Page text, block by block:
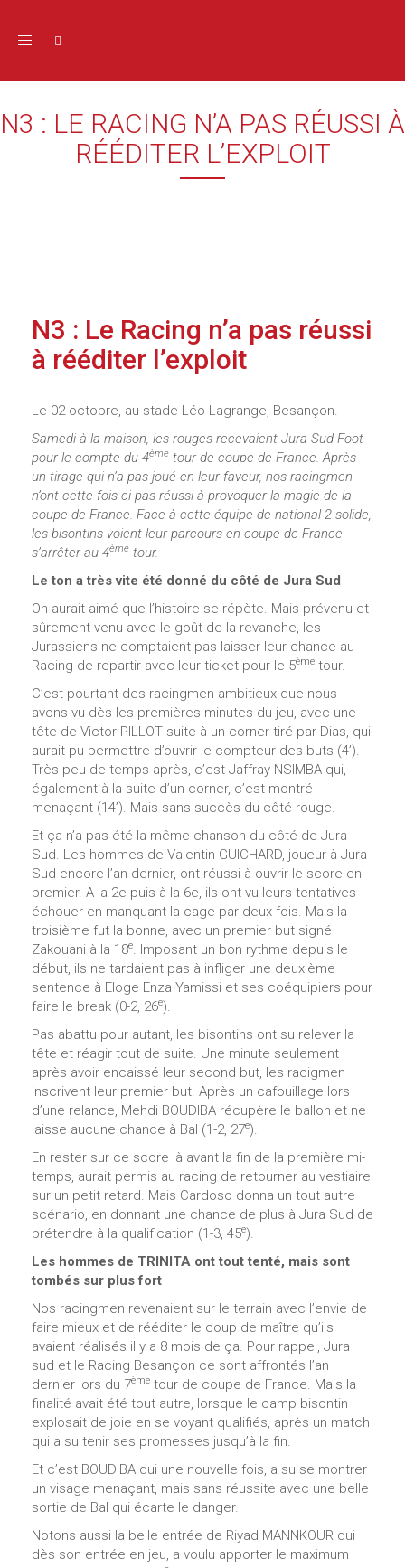
Toggle navigation
N3 : LE RACING N’A PAS RÉUSSI À
RÉÉDITER L’EXPLOIT
N3 : Le Racing n’a pas réussi
à rééditer l’exploit
Le 02 octobre, au stade Léo Lagrange, Besançon.
Samedi à la maison, les rouges recevaient Jura Sud Foot
pour le compte du 4ème tour de coupe de France. Après
un tirage qui n’a pas joué en leur faveur, nos racingmen
n’ont cette fois-ci pas réussi à provoquer la magie de la
coupe de France. Face à cette équipe de national 2 solide,
les bisontins voient leur parcours en coupe de France
s’arrêter au 4ème tour.
Le ton a très vite été donné du côté de Jura Sud
On aurait aimé que l’histoire se répète. Mais prévenu et
sûrement venu avec le goût de la revanche, les
Jurassiens ne comptaient pas laisser leur chance au
Racing de repartir avec leur ticket pour le 5ème tour.
C’est pourtant des racingmen ambitieux que nous
avons vu dès les premières minutes du jeu, avec une
tête de Victor PILLOT suite à un corner tiré par Dias, qui
aurait pu permettre d’ouvrir le compteur des buts (4’).
Très peu de temps après, c’est Jaffray NSIMBA qui,
également à la suite d’un corner, c’est montré
menaçant (14’). Mais sans succès du côté rouge.
Et ça n’a pas été la même chanson du côté de Jura
Sud. Les hommes de Valentin GUICHARD, joueur à Jura
Sud encore l’an dernier, ont réussi à ouvrir le score en
premier. A la 2e puis à la 6e, ils ont vu leurs tentatives
échouer en manquant la cage par deux fois. Mais la
troisième fut la bonne, avec un premier but signé
Zakouani à la 18e. Imposant un bon rythme depuis le
début, ils ne tardaient pas à infliger une deuxième
sentence à Eloge Enza Yamissi et ses coéquipiers pour
faire le break (0-2, 26e).
Pas abattu pour autant, les bisontins ont su relever la
tête et réagir tout de suite. Une minute seulement
après avoir encaissé leur second but, les racigmen
inscrivent leur premier but. Après un cafouillage lors
d’une relance, Mehdi BOUDIBA récupère le ballon et ne
laisse aucune chance à Bal (1-2, 27e).
En rester sur ce score là avant la fin de la première mi-
temps, aurait permis au racing de retourner au vestiaire
sur un petit retard. Mais Cardoso donna un tout autre
scénario, en donnant une chance de plus à Jura Sud de
prétendre à la qualification (1-3, 45e).
Les hommes de TRINITA ont tout tenté, mais sont
tombés sur plus fort
Nos racingmen revenaient sur le terrain avec l’envie de
faire mieux et de rééditer le coup de maître qu’ils
avaient réalisés il y a 8 mois de ça. Pour rappel, Jura
sud et le Racing Besançon ce sont affrontés l’an
dernier lors du 7ème tour de coupe de France. Mais la
finalité avait été tout autre, lorsque le camp bisontin
explosait de joie en se voyant qualifiés, après un match
qui a su tenir ses promesses jusqu’à la fin.
Et c’est BOUDIBA qui une nouvelle fois, a su se montrer
un visage menaçant, mais sans réussite avec une belle
sortie de Bal qui écarte le danger.
Notons aussi la belle entrée de Riyad MANNKOUR qui
dès son entrée en jeu, a voulu apporter le maximum